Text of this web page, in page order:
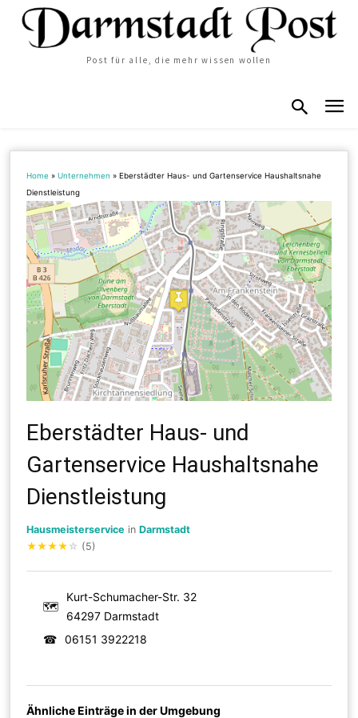
Post für alle, die mehr wissen wollen
Home »Unternehmen »Eberstädter Haus- und Gartenservice Haushaltsnahe
Dienstleistung
Eberstädter Haus- und
Gartenservice Haushaltsnahe
Dienstleistung
Hausmeisterservice inDarmstadt
★★★★ ☆ (5)
🗺
Kurt-Schumacher-Str. 32
64297 Darmstadt
☎
06151 3922218
Ähnliche Einträge in der Umgebung